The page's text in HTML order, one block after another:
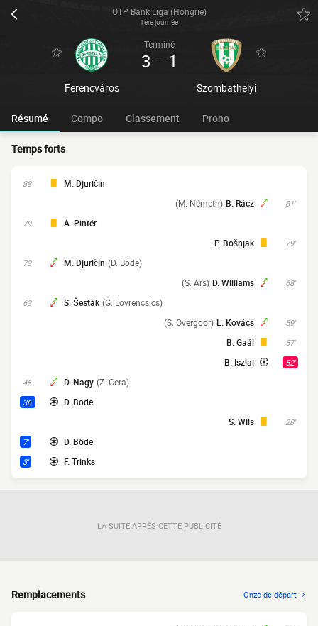
OTP Bank Liga (Hongrie)
1ère journée
Ferencváros
Terminé
3 - 1
Szombathelyi
Résumé Compo Classement Prono
Temps forts
88' M. Djuričin
81'
B. Rácz
(M. Németh)
79' Á. Pintér
79'
P. Bošnjak
73' M. Djuričin (D. Böde)
68'
D. Williams
(S. Ars)
63' S. Šesták (G. Lovrencsics)
59'
L. Kovács
(S. Overgoor)
57'
B. Gaál
52'
B. Iszlai
46' D. Nagy (Z. Gera)
36' D. Böde
28'
S. Wils
7' D. Böde
3' F. Trinks
LA SUITE APRÈS CETTE PUBLICITÉ
Remplacements Onze de départ